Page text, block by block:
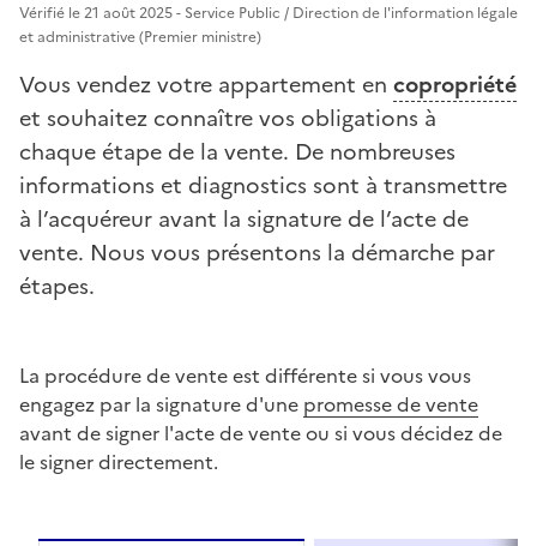
Vérifié le 21 août 2025 - Service Public / Direction de l'information légale
et administrative (Premier ministre)
Vous vendez votre appartement en copropriété
et souhaitez connaître vos obligations à
chaque étape de la vente. De nombreuses
informations et diagnostics sont à transmettre
à l’acquéreur avant la signature de l’acte de
vente. Nous vous présentons la démarche par
étapes.
La procédure de vente est différente si vous vous
engagez par la signature d'une promesse de vente
avant de signer l'acte de vente ou si vous décidez de
le signer directement.